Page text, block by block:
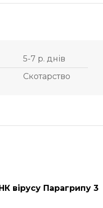
5-7 р. днів
Скотарство
вірусу Парагрипу 3